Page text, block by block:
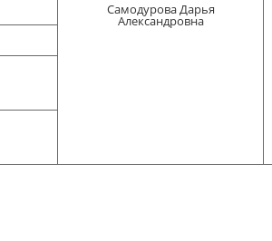
Самодурова Дарья
Александровна